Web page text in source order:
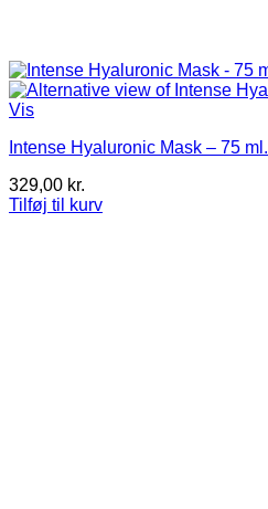
Vis
Intense Hyaluronic Mask – 75 ml.
329,00 kr.
Tilføj til kurv